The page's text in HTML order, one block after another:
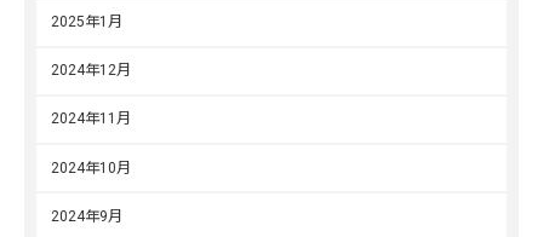
2025年1月
2024年12月
2024年11月
2024年10月
2024年9月